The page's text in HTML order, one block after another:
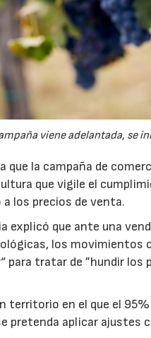
viene adelantada, se
que la campaña de
que vigile el
los precios de venta.
explicó que ante una
los movimientos
tratar de ”hundir los
territorio en el que el
pretenda aplicar ajustes